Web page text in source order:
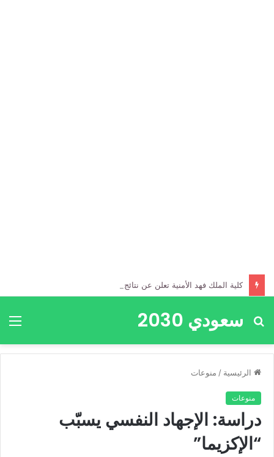
سعودي 2030
بحث
الرئيسية / منوعات
منوعات
دراسة: الإجهاد النفسي يسبّب
“الإكزيما”